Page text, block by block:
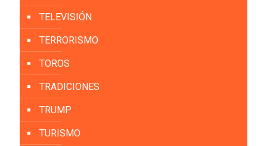
TELEVISIÓN
TERRORISMO
TOROS
TRADICIONES
TRUMP
TURISMO